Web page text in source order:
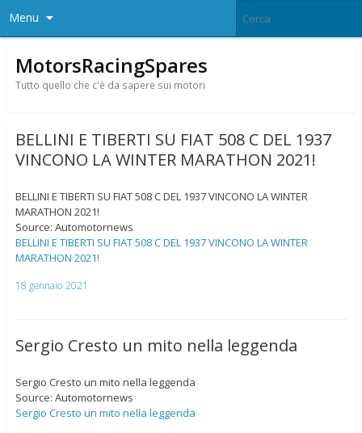
Menu
MotorsRacingSpares
Tutto quello che c'è da sapere sui motori
BELLINI E TIBERTI SU FIAT 508 C DEL 1937
VINCONO LA WINTER MARATHON 2021!
BELLINI E TIBERTI SU FIAT 508 C DEL 1937 VINCONO LA WINTER
MARATHON 2021!
Source: Automotornews
BELLINI E TIBERTI SU FIAT 508 C DEL 1937 VINCONO LA WINTER
MARATHON 2021!
18 gennaio 2021
Sergio Cresto un mito nella leggenda
Sergio Cresto un mito nella leggenda
Source: Automotornews
Sergio Cresto un mito nella leggenda